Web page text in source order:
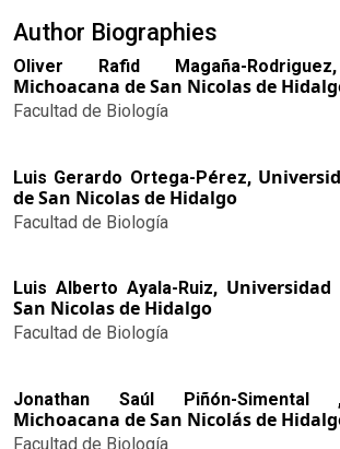
Author Biographies
Oliver Rafid Magaña-
Michoacana de San Nicolas de
Facultad de Biología
Luis Gerardo Ortega-Pérez,
de San Nicolas de Hidalgo
Facultad de Biología
Luis Alberto Ayala-Ruiz,
San Nicolas de Hidalgo
Facultad de Biología
Jonathan Saúl Piñón-
Michoacana de San Nicolás de
Facultad de Biología